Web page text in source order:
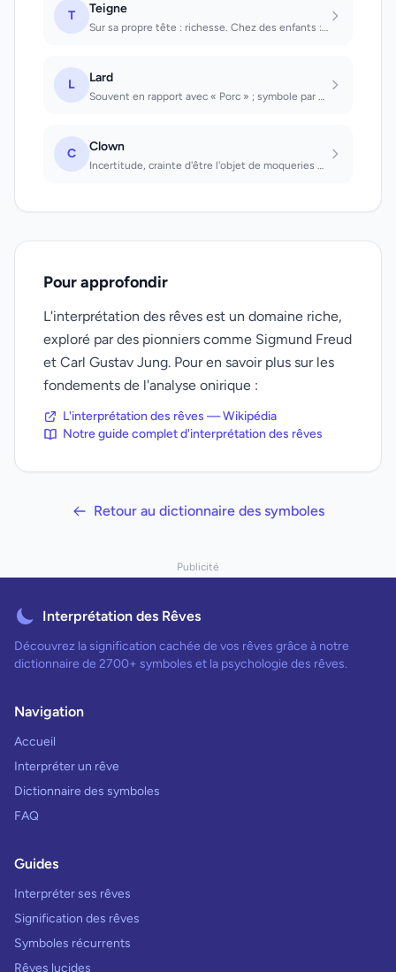
T Teigne
Sur sa propre tête : richesse. Chez des enfants : santé.
L Lard
Souvent en rapport avec « Porc » ; symbole par ailleurs du manque de sensibilité...
C Clown
Incertitude, crainte d'être l'objet de moqueries et sentiment d'infériorité. Voi...
Pour approfondir
L'interprétation des rêves est un domaine riche,
exploré par des pionniers comme Sigmund Freud
et Carl Gustav Jung. Pour en savoir plus sur les
fondements de l'analyse onirique :
L'interprétation des rêves — Wikipédia
Notre guide complet d'interprétation des rêves
Retour au dictionnaire des symboles
Publicité
Interprétation des Rêves
Découvrez la signification cachée de vos rêves grâce à notre
dictionnaire de 2700+ symboles et la psychologie des rêves.
Navigation
Accueil
Interpréter un rêve
Dictionnaire des symboles
FAQ
Guides
Interpréter ses rêves
Signification des rêves
Symboles récurrents
Rêves lucides